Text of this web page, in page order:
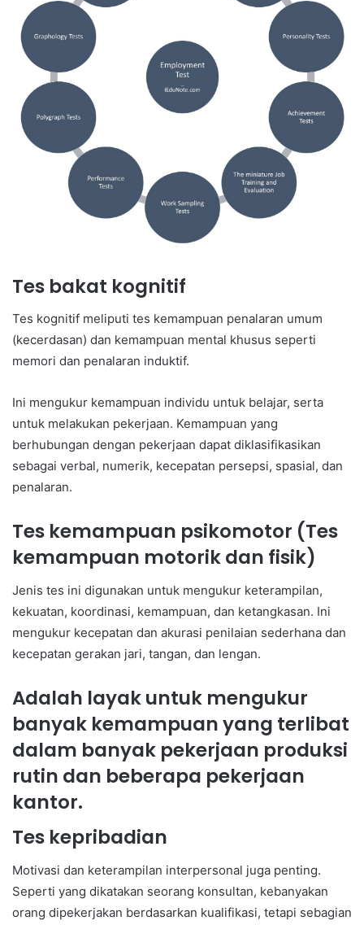
Tes bakat kognitif
Tes kognitif meliputi tes kemampuan penalaran umum
(kecerdasan) dan kemampuan mental khusus seperti
memori dan penalaran induktif.
Ini mengukur kemampuan individu untuk belajar, serta
untuk melakukan pekerjaan. Kemampuan yang
berhubungan dengan pekerjaan dapat diklasifikasikan
sebagai verbal, numerik, kecepatan persepsi, spasial, dan
penalaran.
Tes kemampuan psikomotor (Tes
kemampuan motorik dan fisik)
Jenis tes ini digunakan untuk mengukur keterampilan,
kekuatan, koordinasi, kemampuan, dan ketangkasan. Ini
mengukur kecepatan dan akurasi penilaian sederhana dan
kecepatan gerakan jari, tangan, dan lengan.
Adalah layak untuk mengukur
banyak kemampuan yang terlibat
dalam banyak pekerjaan produksi
rutin dan beberapa pekerjaan
kantor.
Tes kepribadian
Motivasi dan keterampilan interpersonal juga penting.
Seperti yang dikatakan seorang konsultan, kebanyakan
orang dipekerjakan berdasarkan kualifikasi, tetapi sebagian